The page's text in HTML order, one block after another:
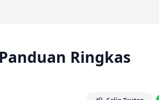
Ringkas